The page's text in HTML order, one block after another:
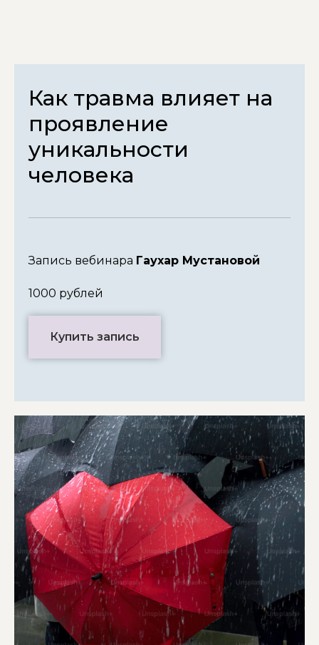
Как травма влияет на
проявление
уникальности
человека
Запись вебинара Гаухар Мустановой
1000 рублей
Купить запись